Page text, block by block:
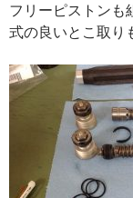
フリーピストンも
式の良いとこ取り